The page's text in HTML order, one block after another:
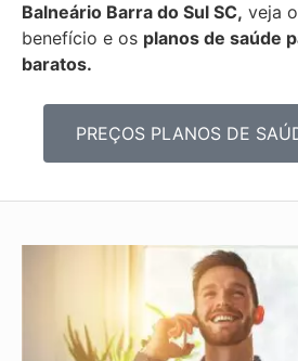
Balneário Barra do Sul SC, veja
benefício e os planos de saúde
baratos.
PREÇOS PLANOS DE